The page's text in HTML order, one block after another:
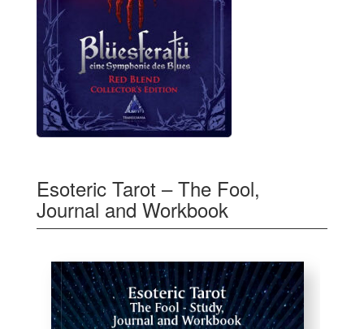
Esoteric Tarot – The Fool,
Journal and Workbook